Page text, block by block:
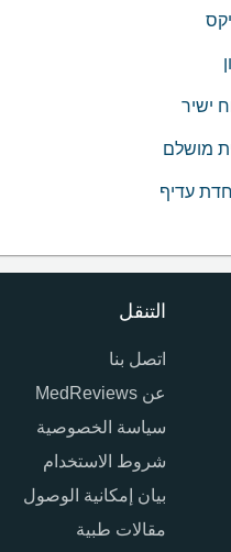
التنقل
اتصل بنا
عن MedReviews
سياسة الخصوصية
شروط الاستخدام
بيان إمكانية الوصول
مقالات طبية